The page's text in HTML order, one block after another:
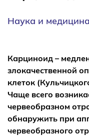
Наука и медицина
Карциноид –
злокачественной
клеток
Чаще всего
червеобразном
обнаружить при
червеобразного